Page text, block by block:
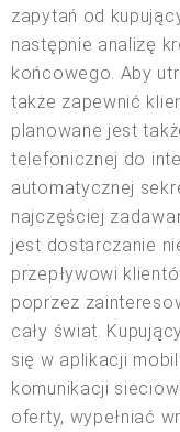
zapytań od
następnie analizę
końcowego. Aby
także zapewnić
planowane jest
telefonicznej do
automatycznej
najczęściej
jest dostarczanie
przepływowi
poprzez
cały świat.
się w aplikacji
komunikacji
oferty, wypełniać